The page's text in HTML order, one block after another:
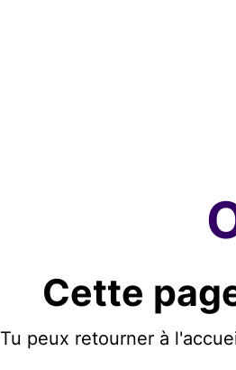
Cette
Tu peux retourner à